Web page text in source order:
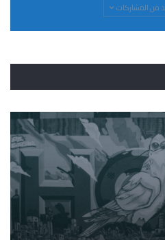
من المشاركات